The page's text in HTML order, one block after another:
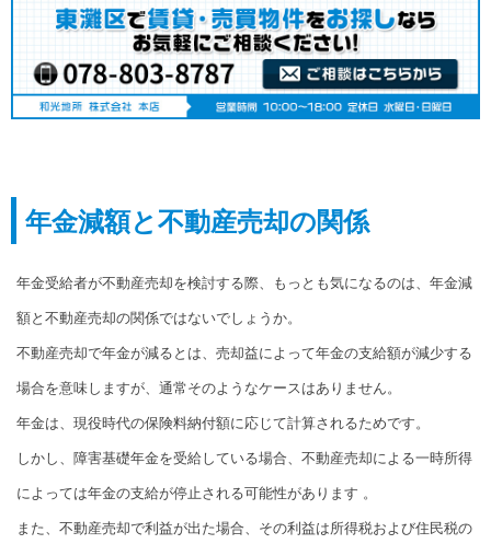
年金減額と不動産売却の関係
年金受給者が不動産売却を検討する際、もっとも気になるのは、年金減
額と不動産売却の関係ではないでしょうか。
不動産売却で年金が減るとは、売却益によって年金の支給額が減少する
場合を意味しますが、通常そのようなケースはありません。
年金は、現役時代の保険料納付額に応じて計算されるためです。
しかし、障害基礎年金を受給している場合、不動産売却による一時所得
によっては年金の支給が停止される可能性があります 。
また、不動産売却で利益が出た場合、その利益は所得税および住民税の